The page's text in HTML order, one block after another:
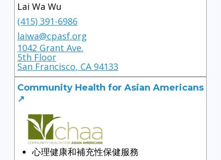
Lai Wa Wu
(415) 391-6986
laiwa@cpasf.org
1042 Grant Ave.
5th Floor
San Francisco, CA 94133
Community Health for Asian Americans
↗
心理健康和補充性保健服務